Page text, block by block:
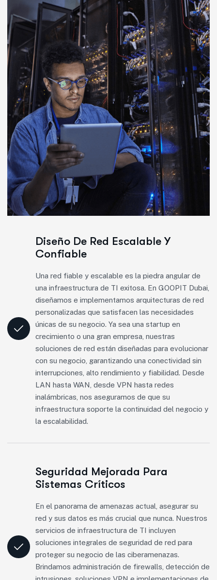
Diseño De Red Escalable Y
Confiable
Una red fiable y escalable es la piedra angular de
una infraestructura de TI exitosa. En GOOPIT Dubai,
diseñamos e implementamos arquitecturas de red
personalizadas que satisfacen las necesidades
únicas de su negocio. Ya sea una startup en
crecimiento o una gran empresa, nuestras
soluciones de red están diseñadas para evolucionar
con su negocio, garantizando una conectividad sin
interrupciones, alto rendimiento y fiabilidad. Desde
LAN hasta WAN, desde VPN hasta redes
inalámbricas, nos aseguramos de que su
infraestructura soporte la continuidad del negocio y
la escalabilidad.
Seguridad Mejorada Para
Sistemas Críticos
En el panorama de amenazas actual, asegurar su
red y sus datos es más crucial que nunca. Nuestros
servicios de infraestructura de TI incluyen
soluciones integrales de seguridad de red para
proteger su negocio de las ciberamenazas.
Brindamos administración de firewalls, detección de